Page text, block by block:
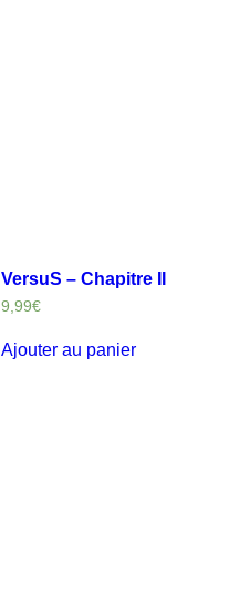
VersuS – Chapitre II
9,99€
Ajouter au panier